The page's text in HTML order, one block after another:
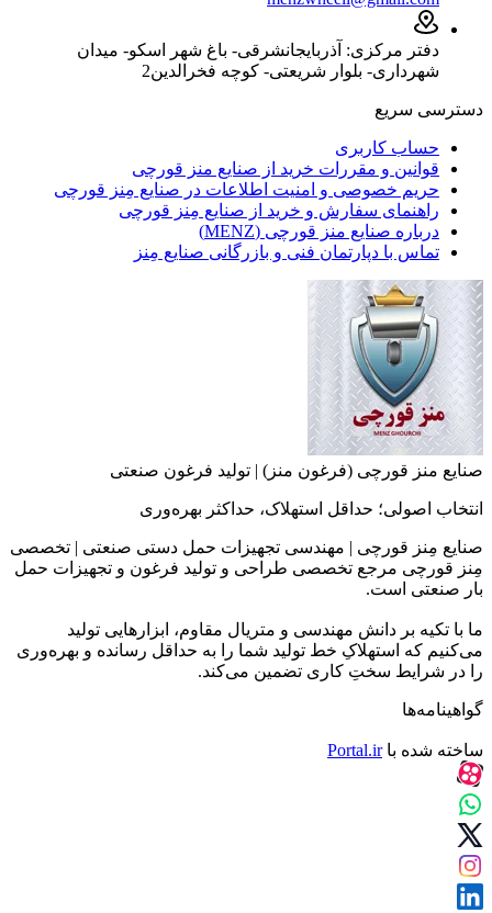
دفتر مرکزی: آذربایجانشرقی- باغ شهر اسکو- میدان
شهرداری- بلوار شریعتی- کوچه فخرالدین2
دسترسی سریع
حساب کاربری
قوانین و مقررات خرید از صنایع منز قورچی
حریم خصوصی و امنیت اطلاعات در صنایع مِنز قورچی
راهنمای سفارش و خرید از صنایع مِنز قورچی
درباره صنایع منز قورچی (MENZ)
تماس با دپارتمان فنی و بازرگانی صنایع مِنز
صنایع منز قورچی (فرغون منز) | تولید فرغون صنعتی
انتخاب اصولی؛ حداقل استهلاک، حداکثر بهره‌وری
صنایع مِنز قورچی | مهندسی تجهیزات حمل دستی صنعتی | تخصصی
مِنز قورچی مرجع تخصصی طراحی و تولید فرغون و تجهیزات حمل
بار صنعتی است.
ما با تکیه بر دانش مهندسی و متریال مقاوم، ابزارهایی تولید
می‌کنیم که استهلاکِ خط تولید شما را به حداقل رسانده و بهره‌وری
را در شرایط سختِ کاری تضمین می‌کند.
گواهینامه‌ها
ساخته شده باPortal.ir